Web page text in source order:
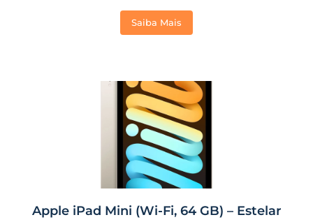
Saiba Mais
Apple iPad Mini (Wi-Fi, 64 GB) – Estelar